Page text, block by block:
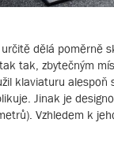
dělá poměrně
tak, zbytečným
klaviaturu
Jinak je
Vzhledem k